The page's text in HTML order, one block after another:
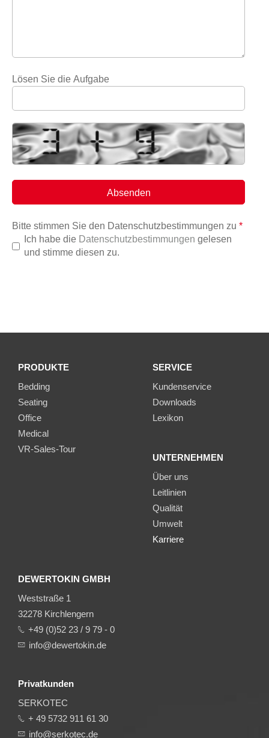
Lösen Sie die Aufgabe
Bitte stimmen Sie den Datenschutzbestimmungen zu *
Ich habe die Datenschutzbestimmungen gelesen
und stimme diesen zu.
PRODUKTE
Bedding
Seating
Office
Medical
VR-Sales-Tour
SERVICE
Kundenservice
Downloads
Lexikon
UNTERNEHMEN
Über uns
Leitlinien
Qualität
Umwelt
Karriere
DEWERTOKIN GMBH
Weststraße 1
32278 Kirchlengern
+49 (0)52 23 / 9 79 - 0
info@dewertokin.de
Privatkunden
SERKOTEC
+ 49 5732 911 61 30
info@serkotec.de